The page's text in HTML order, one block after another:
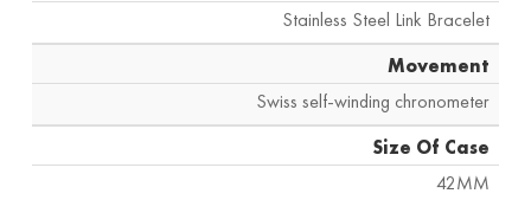
Stainless Steel Link Bracelet
Movement
Swiss self-winding chronometer
Size Of Case
42MM